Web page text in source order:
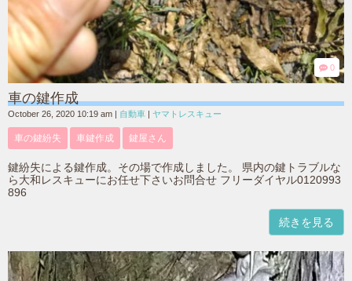
0
車の鍵作成
October 26, 2020 10:19 am | 自動車 | ヤマトレスキュー
車の鍵紛失 車鍵作成 鍵屋さん
鍵紛失による鍵作成。その場で作成しました。 県内の鍵トラブルな
ら大和レスキューにお任せ下さいお問合せ フリーダイヤル0120993
896
続きを見る